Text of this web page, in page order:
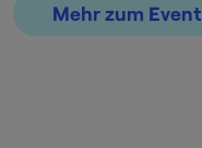
Mehr zum Event